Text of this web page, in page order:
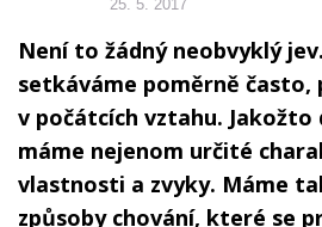
Není to žádný neobvyklý
setkáváme poměrně často,
v počátcích vztahu.
máme nejenom určité
vlastnosti a zvyky. Máme
způsoby chování, které se
25. 5. 2017